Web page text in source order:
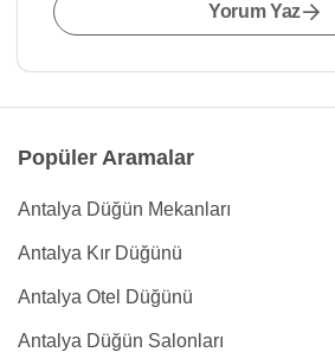
Yorum Yaz
Popüler Aramalar
Antalya Düğün Mekanları
Antalya Kır Düğünü
Antalya Otel Düğünü
Antalya Düğün Salonları